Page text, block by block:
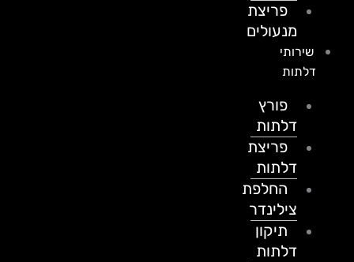
פריצת
מנעולים
שירותי
דלתות
פורץ
דלתות
פריצת
דלתות
החלפת
צילינדר
תיקון
דלתות